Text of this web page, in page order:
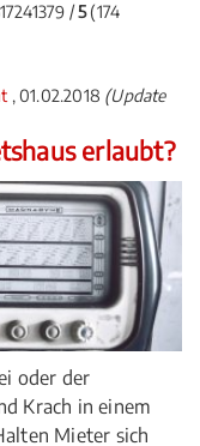
/5(174
, 01.02.2018 (Update
erlaubt?
oder der
Krach in einem
Mieter sich